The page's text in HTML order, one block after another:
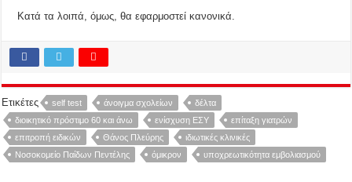
Κατά τα λοιπά, όμως, θα εφαρμοστεί κανονικά.
Ετικέτες self test άνοιγμα σχολείων
δέλτα
διοικητικό πρόστιμο 60 και άνω
ενίσχυση ΕΣΥ
επίταξη γιατρών
επιτροπή ειδικών
Θάνος Πλεύρης
ιδιωτικές κλινικές
Νοσοκομείο Παίδων Πεντέλης
όμικρον υποχρεωτικότητα εμβολιασμού